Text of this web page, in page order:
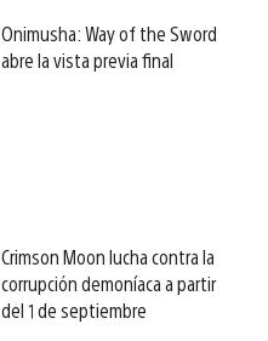
Onimusha: Way of the Sword
abre la vista previa final
Crimson Moon lucha contra la
corrupción demoníaca a partir
del 1 de septiembre